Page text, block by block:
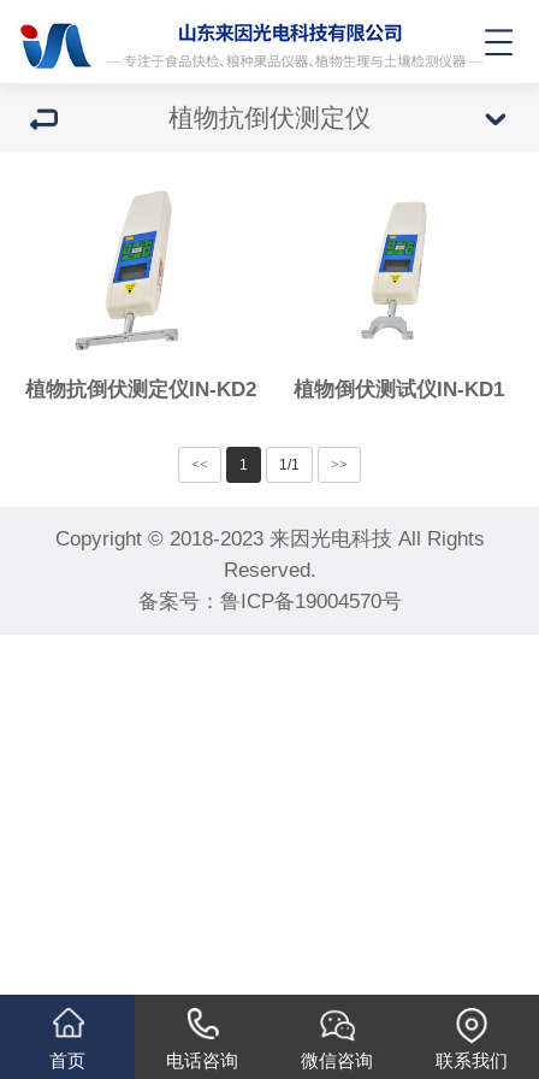
植物抗倒伏测定仪
植物抗倒伏测定仪IN-KD2 植物倒伏测试仪IN-KD1
<< 1 1/1 >>
Copyright © 2018-2023 来因光电科技 All Rights
Reserved.
备案号： 鲁ICP备19004570号
首页 电话咨询 微信咨询 联系我们